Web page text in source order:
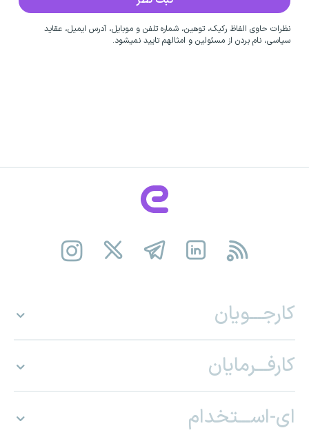
نظرات حاوی الفاظ رکیک، توهین، شماره تلفن و موبایل، آدرس ایمیل، عقاید
سیاسی، نام بردن از مسئولین و امثالهم تایید نمیشود.
کارجـــویان
کارفـــرمایان
ای-اســـتخدام